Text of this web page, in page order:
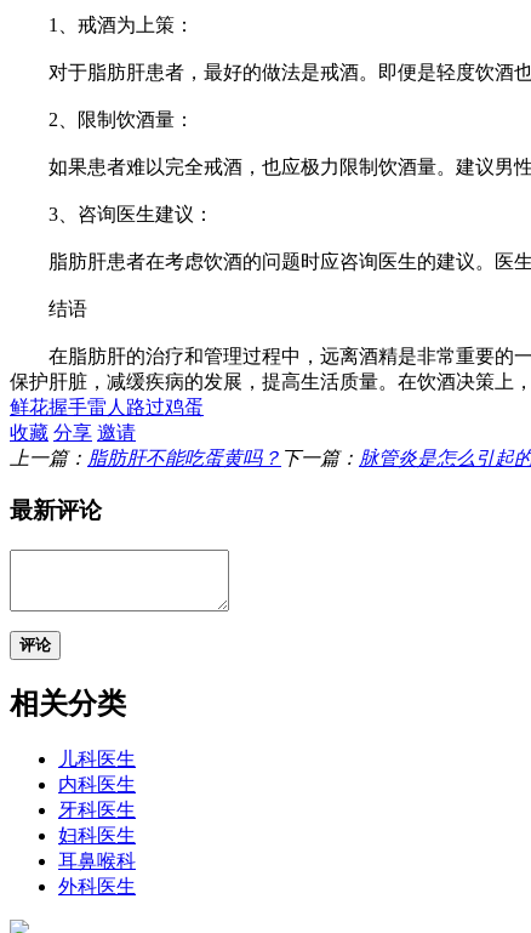
1、戒酒为上策：
对于脂肪肝患者，最好的做法是戒酒。即便是轻度饮酒也
2、限制饮酒量：
如果患者难以完全戒酒，也应极力限制饮酒量。建议男性
3、咨询医生建议：
脂肪肝患者在考虑饮酒的问题时应咨询医生的建议。医生
结语
在脂肪肝的治疗和管理过程中，远离酒精是非常重要的一
保护肝脏，减缓疾病的发展，提高生活质量。在饮酒决策上
鲜花握手雷人 路过鸡蛋
收藏 分享 邀请
上一篇： 脂肪肝不能吃蛋黄吗？ 下一篇： 脉管炎是怎么引起
最新评论
评论
相关分类
儿科医生
内科医生
牙科医生
妇科医生
耳鼻喉科
外科医生